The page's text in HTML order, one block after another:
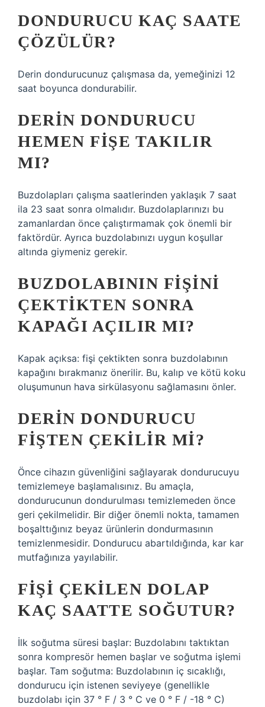
DONDURUCU KAÇ SAATE
ÇÖZÜLÜR?
Derin dondurucunuz çalışmasa da, yemeğinizi 12
saat boyunca dondurabilir.
DERIN DONDURUCU
HEMEN FIŞE TAKILIR
MI?
Buzdolapları çalışma saatlerinden yaklaşık 7 saat
ila 23 saat sonra olmalıdır. Buzdolaplarınızı bu
zamanlardan önce çalıştırmamak çok önemli bir
faktördür. Ayrıca buzdolabınızı uygun koşullar
altında giymeniz gerekir.
BUZDOLABININ FIŞINI
ÇEKTIKTEN SONRA
KAPAĞI AÇILIR MI?
Kapak açıksa: fişi çektikten sonra buzdolabının
kapağını bırakmanız önerilir. Bu, kalıp ve kötü koku
oluşumunun hava sirkülasyonu sağlamasını önler.
DERIN DONDURUCU
FIŞTEN ÇEKILIR MI?
Önce cihazın güvenliğini sağlayarak dondurucuyu
temizlemeye başlamalısınız. Bu amaçla,
dondurucunun dondurulması temizlemeden önce
geri çekilmelidir. Bir diğer önemli nokta, tamamen
boşalttığınız beyaz ürünlerin dondurmasının
temizlenmesidir. Dondurucu abartıldığında, kar kar
mutfağınıza yayılabilir.
FIŞI ÇEKILEN DOLAP
KAÇ SAATTE SOĞUTUR?
İlk soğutma süresi başlar: Buzdolabını taktıktan
sonra kompresör hemen başlar ve soğutma işlemi
başlar. Tam soğutma: Buzdolabının iç sıcaklığı,
dondurucu için istenen seviyeye (genellikle
buzdolabı için 37 ° F / 3 ° C ve 0 ° F / -18 ° C)